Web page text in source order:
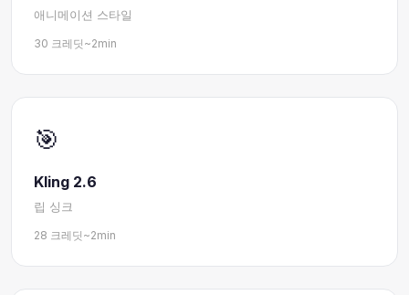
애니메이션 스타일
30 크레딧 ~2min
🎯
Kling 2.6
립 싱크
28 크레딧 ~2min